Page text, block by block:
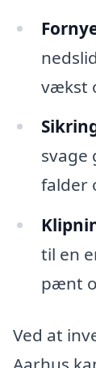
vækst
svage
falder
til en
pænt
Ved at